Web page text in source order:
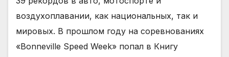
воздухоплавании, как национальных, так и
мировых. В прошлом году на соревнованиях
«Bonneville Speed ​​Week» попал в Книгу